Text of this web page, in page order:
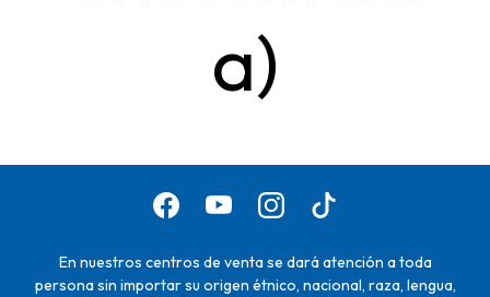
a)
En nuestros centros de venta se dará atención a toda
persona sin importar su origen étnico, nacional, raza, lengua,